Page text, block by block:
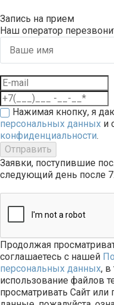
Запись на прием
Наш оператор
Нажимая кнопку, я
персональных данных и
конфиденциальности.
Отправить
Заявки, поступившие
следующий день после
Продолжая
соглашаетесь с нашей
персональных данных, в
использование файлов
просматривать Сайт